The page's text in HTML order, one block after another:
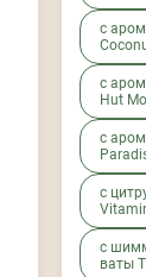
с
с
Hut
с
с
с
ваты